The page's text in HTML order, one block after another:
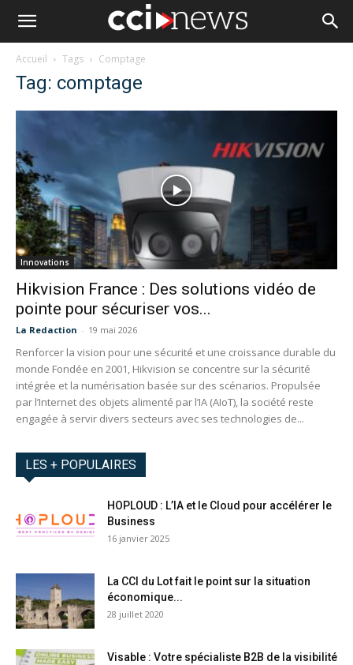
Accueil Tags Comptage
Tag: comptage
Innovations
Hikvision France : Des solutions vidéo de
pointe pour sécuriser vos...
La Redaction - 19 mai 2026
Renforcer la vision pour une sécurité et une croissance durable du
monde Fondée en 2001, Hikvision se concentre sur la sécurité
intégrée et la numérisation basée sur des scénarios. Propulsée
par l’Internet des objets alimenté par l’IA (AIoT), la société reste
engagée à servir divers secteurs avec ses technologies de...
LES + POPULAIRES
HOPLOUD : L’IA et le Cloud pour accélérer le
Business
16 janvier 2025
La CCI du Lot fait le point sur la situation
économique...
28 juillet 2020
Visable : Votre spécialiste B2B de la visibilité